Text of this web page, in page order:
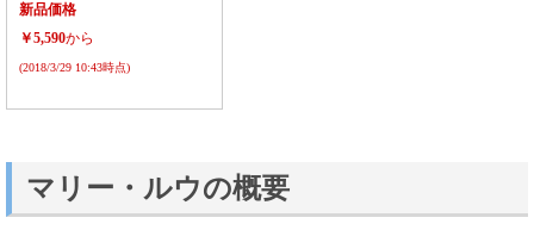
新品価格
￥5,590から
(2018/3/29 10:43時点)
マリー・ルウの概要